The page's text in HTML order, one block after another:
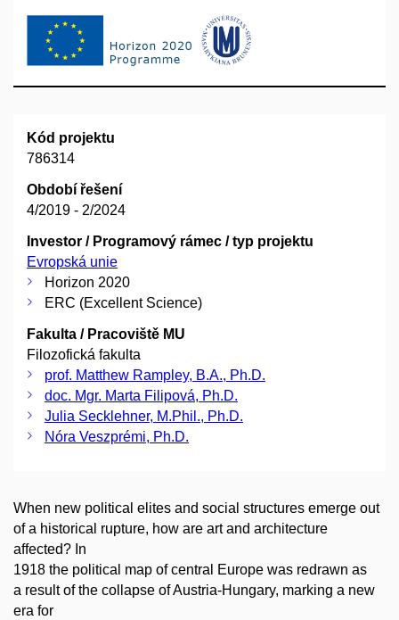
Kód projektu
786314
Období řešení
4/2019 - 2/2024
Investor / Programový rámec / typ projektu
Evropská unie
Horizon 2020
ERC (Excellent Science)
Fakulta / Pracoviště MU
Filozofická fakulta
prof. Matthew Rampley, B.A., Ph.D.
doc. Mgr. Marta Filipová, Ph.D.
Julia Secklehner, M.Phil., Ph.D.
Nóra Veszprémi, Ph.D.
When new political elites and social structures emerge out
of a historical rupture, how are art and architecture
affected? In
1918 the political map of central Europe was redrawn as
a result of the collapse of Austria-Hungary, marking a new
era for